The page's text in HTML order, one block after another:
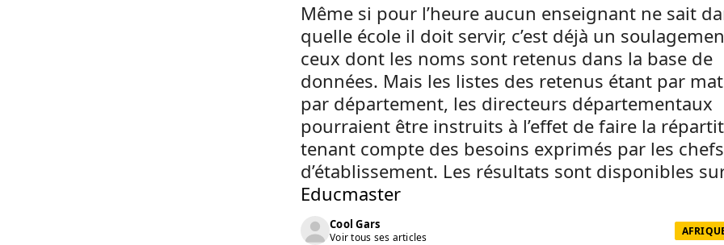
Même si pour l’heure aucun enseignant ne sait
quelle école il doit servir, c’est déjà un
ceux dont les noms sont retenus dans la base de
données. Mais les listes des retenus étant par
par département, les directeurs départementaux
pourraient être instruits à l’effet de faire la
tenant compte des besoins exprimés par les chefs
d’établissement. Les résultats sont disponibles
Educmaster
Cool Gars
Voir tous ses articles